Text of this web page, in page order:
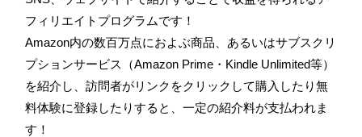
フィリエイトプログラムです！
Amazon内の数百万点におよぶ商品、あるいはサブスクリ
プションサービス（Amazon Prime・Kindle Unlimited等）
を紹介し、訪問者がリンクをクリックして購入したり無
料体験に登録したりすると、一定の紹介料が支払われま
す​！